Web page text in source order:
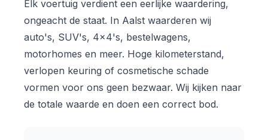
Elk voertuig verdient een eerlijke waardering,
ongeacht de staat. In Aalst waarderen wij
auto's, SUV's, 4x4's, bestelwagens,
motorhomes en meer. Hoge kilometerstand,
verlopen keuring of cosmetische schade
vormen voor ons geen bezwaar. Wij kijken naar
de totale waarde en doen een correct bod.